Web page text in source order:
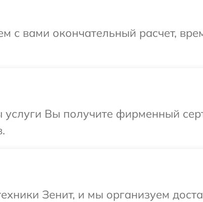
с вами окончательный расчет,
Вы получите фирменный
Зенит, и мы организуем